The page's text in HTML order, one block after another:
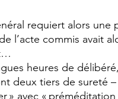
requiert alors une
l’acte commis avait
heures de
deux tiers de sureté
» avec «